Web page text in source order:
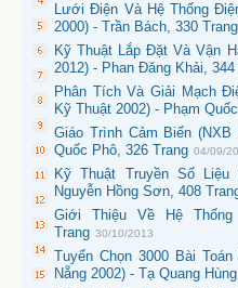
Lưới Điện Và Hệ Thống
2000) - Trần Bách, 330 Trang
Kỹ Thuật Lắp Đặt Và Vận
2012) - Phan Đăng Khải, 344
Phân Tích Và Giải Mạch
Kỹ Thuật 2002) - Phạm
Giáo Trình Cảm Biến
Quốc Phô, 326 Trang 04/09/
Kỹ Thuật Truyền Số
Nguyễn Hồng Sơn, 408
Giới Thiệu Về Hệ
Trang 30/10/2013
Tuyển Chọn 3000 Bài
Nẵng 2002) - Tạ Quang